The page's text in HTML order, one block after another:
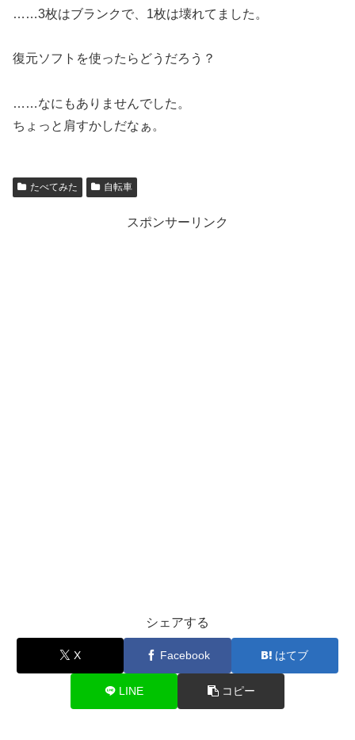
……3枚はブランクで、1枚は壊れてました。
復元ソフトを使ったらどうだろう？
……なにもありませんでした。
ちょっと肩すかしだなぁ。
たべてみた 自転車
スポンサーリンク
シェアする
X Facebook はてブ
LINE コピー